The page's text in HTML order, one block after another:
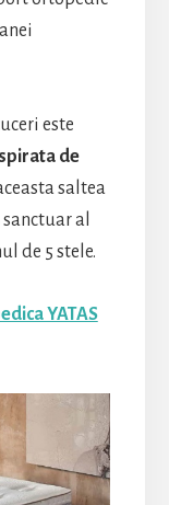
este
de
saltea
al
de 5 stele.
YATAS